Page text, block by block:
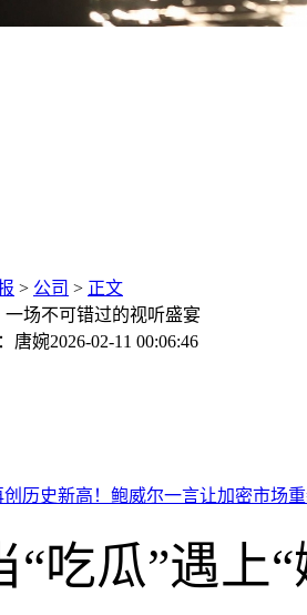
> 公司 > 正文
场不可错过的视听盛宴
唐婉2026-02-11 00:06:46
“吃瓜”遇上